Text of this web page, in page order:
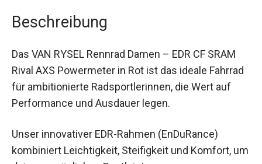
Beschreibung
Das VAN RYSEL Rennrad Damen – EDR CF SRAM
Rival AXS Powermeter in Rot ist das ideale
Fahrrad für ambitionierte Radsportlerinnen, die
Wert auf Performance und Ausdauer legen.
Unser innovativer EDR-Rahmen (EnDuRance)
kombiniert Leichtigkeit, Steifigkeit und Komfort,